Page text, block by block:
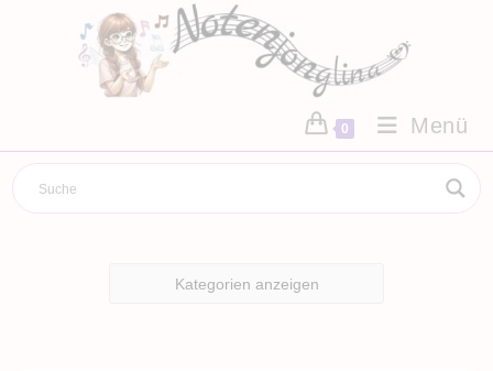
0 Menü
Kategorien anzeigen